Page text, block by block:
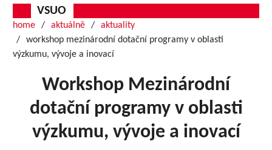
VSUO
home aktuálně
aktuality
workshop mezinárodní dotační programy v oblasti
výzkumu, vývoje a inovací
Workshop Mezinárodní
dotační programy v oblasti
výzkumu, vývoje a inovací